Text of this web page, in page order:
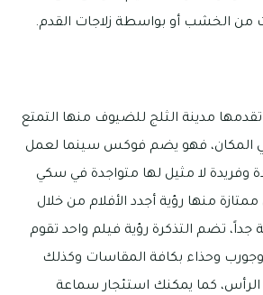
من الخشب أو بواسطة زلاجات القدم.
مدينة الثلج للضيوف منها التمتع
المكان، فهو يضم فوكس سينما لعمل
وفريدة لا مثيل لها متواجدة في سكي
منها رؤية أجدد الأفلام من خلال
تضم التذكرة رؤية فيلم واحد تقوم
وحذاء بكافة المقاسات وكذلك
الرأس، كما يمكنك استئجار سماعة